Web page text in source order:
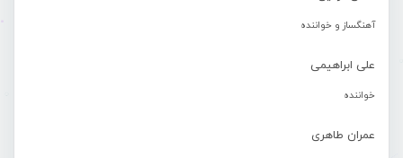
آهنگساز و خواننده
علی ابراهیمی
خواننده
عمران طاهری